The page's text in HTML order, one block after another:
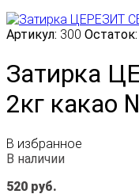
Артикул: 300 Остаток:
Затирка
2кг
В избранное
В наличии
520 руб.